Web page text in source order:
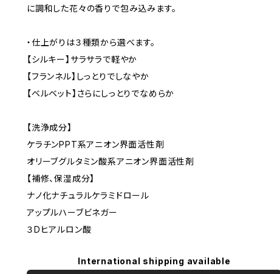
に調和した花々の香りで包み込みます。
・仕上がりは３種類から選べます。
【シルキー】サラサラで軽やか
【フランネル】しっとりでしなやか
【ベルベット】さらにしっとりでなめらか
【洗浄成分】
ケラチンPPT系アニオン界面活性剤
オリーブグルタミン酸系アニオン界面活性剤
【補修、保湿成分】
ナノ化ナチュラルケラミドロール
アップルハーブビネガー
３Dヒアルロン酸
International shipping available